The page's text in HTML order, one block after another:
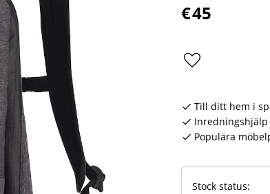
€45
Add to
Till ditt hem i
Populära
Stock status